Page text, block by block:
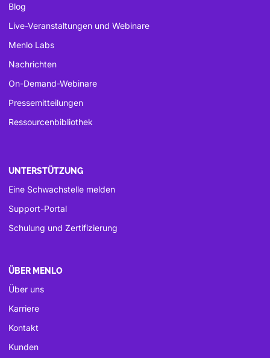
Blog
Live-Veranstaltungen und Webinare
Menlo Labs
Nachrichten
On-Demand-Webinare
Pressemitteilungen
Ressourcenbibliothek
UNTERSTÜTZUNG
Eine Schwachstelle melden
Support-Portal
Schulung und Zertifizierung
ÜBER MENLO
Über uns
Karriere
Kontakt
Kunden